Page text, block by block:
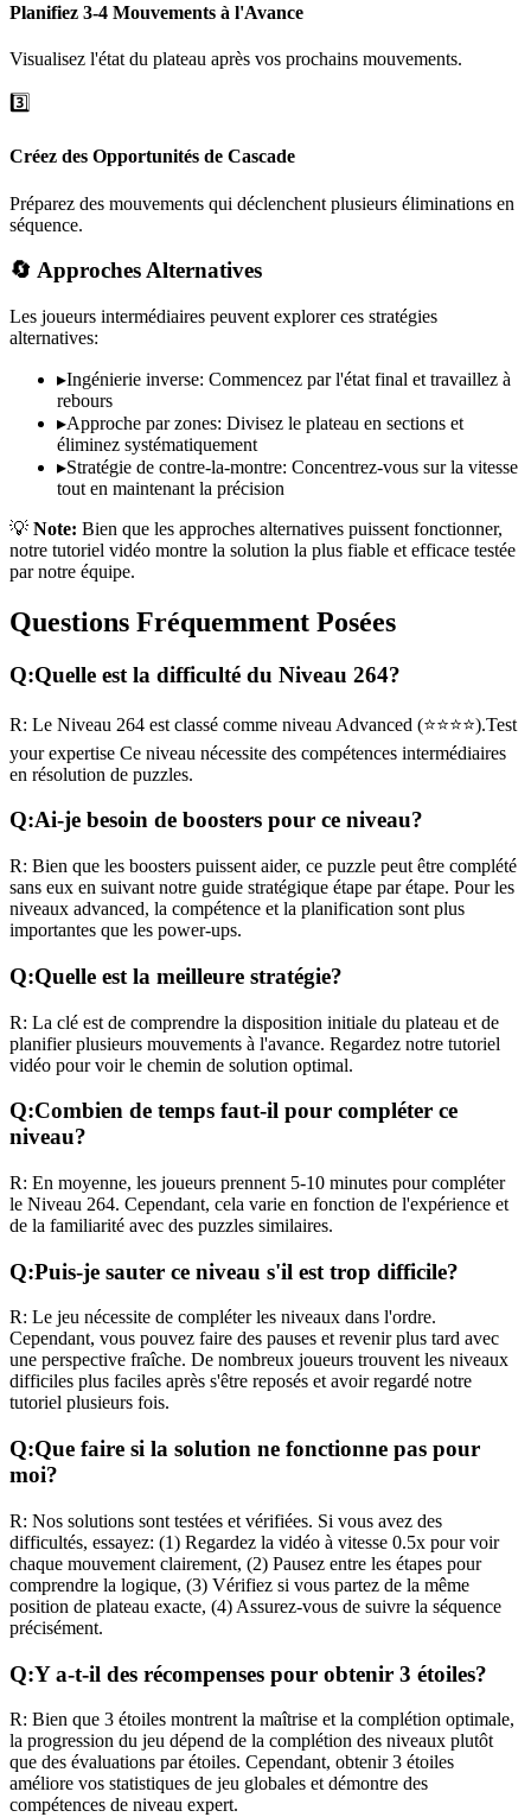
Planifiez 3-4 Mouvements à l'Avance
Visualisez l'état du plateau après vos prochains mouvements.
3️⃣
Créez des Opportunités de Cascade
Préparez des mouvements qui déclenchent plusieurs éliminations en
séquence.
🔄 Approches Alternatives
Les joueurs intermédiaires peuvent explorer ces stratégies
alternatives:
▸Ingénierie inverse: Commencez par l'état final et travaillez à
rebours
▸Approche par zones: Divisez le plateau en sections et
éliminez systématiquement
▸Stratégie de contre-la-montre: Concentrez-vous sur la vitesse
tout en maintenant la précision
💡 Note: Bien que les approches alternatives puissent fonctionner,
notre tutoriel vidéo montre la solution la plus fiable et efficace testée
par notre équipe.
Questions Fréquemment Posées
Q:Quelle est la difficulté du Niveau 264?
R: Le Niveau 264 est classé comme niveau Advanced (⭐⭐⭐⭐).Test
your expertise Ce niveau nécessite des compétences intermédiaires
en résolution de puzzles.
Q:Ai-je besoin de boosters pour ce niveau?
R: Bien que les boosters puissent aider, ce puzzle peut être complété
sans eux en suivant notre guide stratégique étape par étape. Pour les
niveaux advanced, la compétence et la planification sont plus
importantes que les power-ups.
Q:Quelle est la meilleure stratégie?
R: La clé est de comprendre la disposition initiale du plateau et de
planifier plusieurs mouvements à l'avance. Regardez notre tutoriel
vidéo pour voir le chemin de solution optimal.
Q:Combien de temps faut-il pour compléter ce
niveau?
R: En moyenne, les joueurs prennent 5-10 minutes pour compléter
le Niveau 264. Cependant, cela varie en fonction de l'expérience et
de la familiarité avec des puzzles similaires.
Q:Puis-je sauter ce niveau s'il est trop difficile?
R: Le jeu nécessite de compléter les niveaux dans l'ordre.
Cependant, vous pouvez faire des pauses et revenir plus tard avec
une perspective fraîche. De nombreux joueurs trouvent les niveaux
difficiles plus faciles après s'être reposés et avoir regardé notre
tutoriel plusieurs fois.
Q:Que faire si la solution ne fonctionne pas pour
moi?
R: Nos solutions sont testées et vérifiées. Si vous avez des
difficultés, essayez: (1) Regardez la vidéo à vitesse 0.5x pour voir
chaque mouvement clairement, (2) Pausez entre les étapes pour
comprendre la logique, (3) Vérifiez si vous partez de la même
position de plateau exacte, (4) Assurez-vous de suivre la séquence
précisément.
Q:Y a-t-il des récompenses pour obtenir 3 étoiles?
R: Bien que 3 étoiles montrent la maîtrise et la complétion optimale,
la progression du jeu dépend de la complétion des niveaux plutôt
que des évaluations par étoiles. Cependant, obtenir 3 étoiles
améliore vos statistiques de jeu globales et démontre des
compétences de niveau expert.